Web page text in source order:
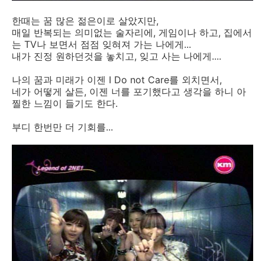
한때는 꿈 많은 젊은이로 살았지만,
매일 반복되는 의미없는 술자리에, 게임이나 하고, 집에서
는 TV나 보면서 점점 잊혀져 가는 나에게...
내가 진정 원하던것을 놓치고, 잊고 사는 나에게....
나의 꿈과 미래가 이젠 I Do not Care를 외치면서,
네가 어떻게 살든, 이젠 너를 포기했다고 생각을 하니 아
찔한 느낌이 들기도 한다.
부디 한번만 더 기회를...